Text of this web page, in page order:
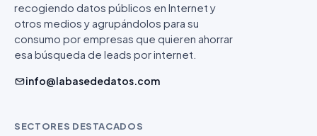
recogiendo datos públicos en Internet y
otros medios y agrupándolos para su
consumo por empresas que quieren ahorrar
esa búsqueda de leads por internet.
info@labasededatos.com
SECTORES DESTACADOS